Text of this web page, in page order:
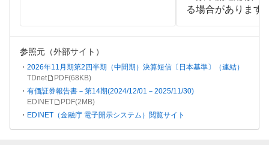
る場合があります
参照元（外部サイト）
2026年11月期第2四半期（中間期）決算短信〔日本基準〕（連結）
TDnet
PDF(68KB)
有価証券報告書－第14期(2024/12/01－2025/11/30)
EDINET
PDF(2MB)
EDINET（金融庁 電子開示システム）閲覧サイト